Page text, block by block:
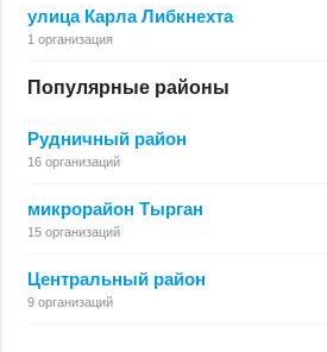
улица Карла Либкнехта
1 организация
Популярные районы
Рудничный район
16 организаций
микрорайон Тырган
15 организаций
Центральный район
9 организаций